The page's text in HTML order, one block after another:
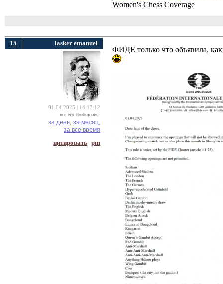
Women's Chess Coverage
15 lasker emanuel
01.04.2025 | 14:13:12
все его сообщения:
за день, за месяц,
за все время
цитировать pm
ФИДЕ только что объявила,